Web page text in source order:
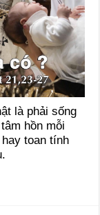
là phải sống
hồn mỗi
toan tính